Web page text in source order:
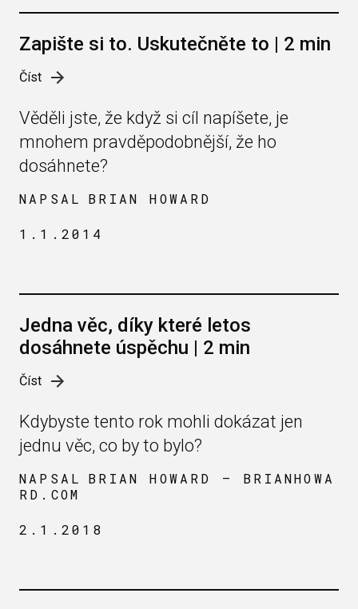
Zapište si to. Uskutečněte to | 2 min
Číst
Věděli jste, že když si cíl napíšete, je
mnohem pravděpodobnější, že ho
dosáhnete?
NAPSAL BRIAN HOWARD
1.1.2014
Jedna věc, díky které letos
dosáhnete úspěchu | 2 min
Číst
Kdybyste tento rok mohli dokázat jen
jednu věc, co by to bylo?
NAPSAL
BRIAN HOWARD — BRIANHOWA
RD.COM
2.1.2018